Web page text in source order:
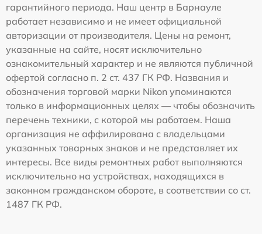
гарантийного периода. Наш центр в Барнауле
работает независимо и не имеет официальной
авторизации от производителя. Цены на ремонт,
указанные на сайте, носят исключительно
ознакомительный характер и не являются публичной
офертой согласно п. 2 ст. 437 ГК РФ. Названия и
обозначения торговой марки Nikon упоминаются
только в информационных целях — чтобы обозначить
перечень техники, с которой мы работаем. Наша
организация не аффилирована с владельцами
указанных товарных знаков и не представляет их
интересы. Все виды ремонтных работ выполняются
исключительно на устройствах, находящихся в
законном гражданском обороте, в соответствии со ст.
1487 ГК РФ.